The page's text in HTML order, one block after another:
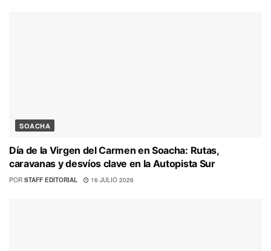
SOACHA
Día de la Virgen del Carmen en Soacha: Rutas,
caravanas y desvíos clave en la Autopista Sur
POR STAFF EDITORIAL 16 JULIO 2026